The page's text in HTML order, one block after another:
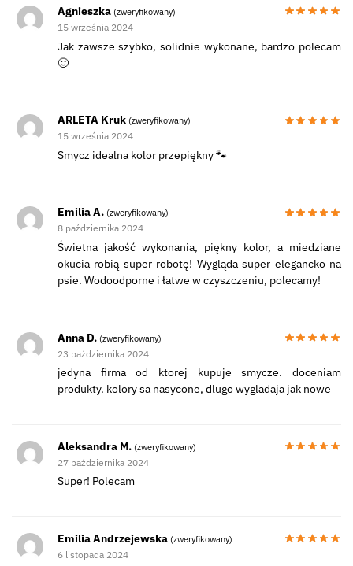
Agnieszka (zweryfikowany)
15 września 2024
Jak zawsze szybko, solidnie wykonane, bardzo polecam
🙂
ARLETA Kruk (zweryfikowany)
15 września 2024
Smycz idealna kolor przepiękny 🐾
Emilia A. (zweryfikowany)
8 października 2024
Świetna jakość wykonania, piękny kolor, a miedziane
okucia robią super robotę! Wygląda super elegancko na
psie. Wodoodporne i łatwe w czyszczeniu, polecamy!
Anna D. (zweryfikowany)
23 października 2024
jedyna firma od ktorej kupuje smycze. doceniam
produkty. kolory sa nasycone, dlugo wygladaja jak nowe
Aleksandra M. (zweryfikowany)
27 października 2024
Super! Polecam
Emilia Andrzejewska (zweryfikowany)
6 listopada 2024